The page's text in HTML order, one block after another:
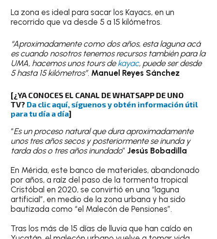
La zona es ideal para sacar los Kayacs, en un
recorrido que va desde 5 a 15 kilómetros.
“Aproximadamente como dos años, esta laguna acá
es cuando nosotros tenemos recursos también para la
UMA, hacemos unos tours dekayac, puede ser desde
5 hasta 15 kilómetros”. Manuel Reyes Sánchez
[¿YA CONOCES EL CANAL DE WHATSAPP DE UNO
TV? Da clic aquí, síguenos y obtén información útil
para tu día a día]
“Es un proceso natural que dura aproximadamente
unos tres años secos y posteriormente se inunda y
tarda dos o tres años inundado”Jesús Bobadilla
En Mérida, este banco de materiales, abandonado
por años, a raíz del paso de la tormenta tropical
Cristóbal en 2020, se convirtió en una “laguna
artificial”, en medio de la zona urbana y ha sido
bautizada como “el Malecón de Pensiones”.
Tras los más de 15 días de lluvia que han caído en